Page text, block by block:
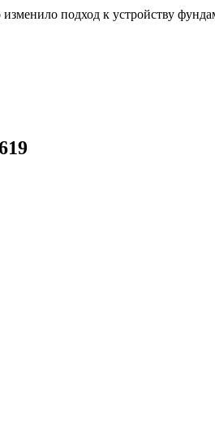
подход к устройству